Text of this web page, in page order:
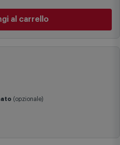
montane, consegna nei periodi
in circostanze eccezionali).
al carrello
(opzionale)